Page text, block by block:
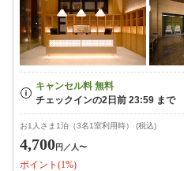
お1人さま1泊（3名1室利用時） (税込)
4,700円 ／人〜
ポイント(1%)